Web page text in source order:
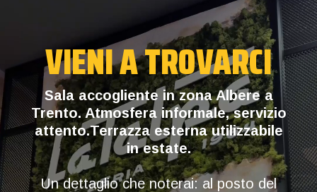
VIENI A TROVARCI
Sala accogliente in zona Albere a
Trento. Atmosfera informale, servizio
attento.Terrazza esterna utilizzabile
in estate.
Un dettaglio che noterai: al posto del